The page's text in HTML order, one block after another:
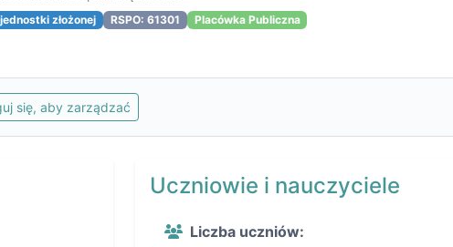
złożonej RSPO: 61301 Placówka Publiczna
się, aby zarządzać
Uczniowie i nauczyciele
Liczba uczniów: